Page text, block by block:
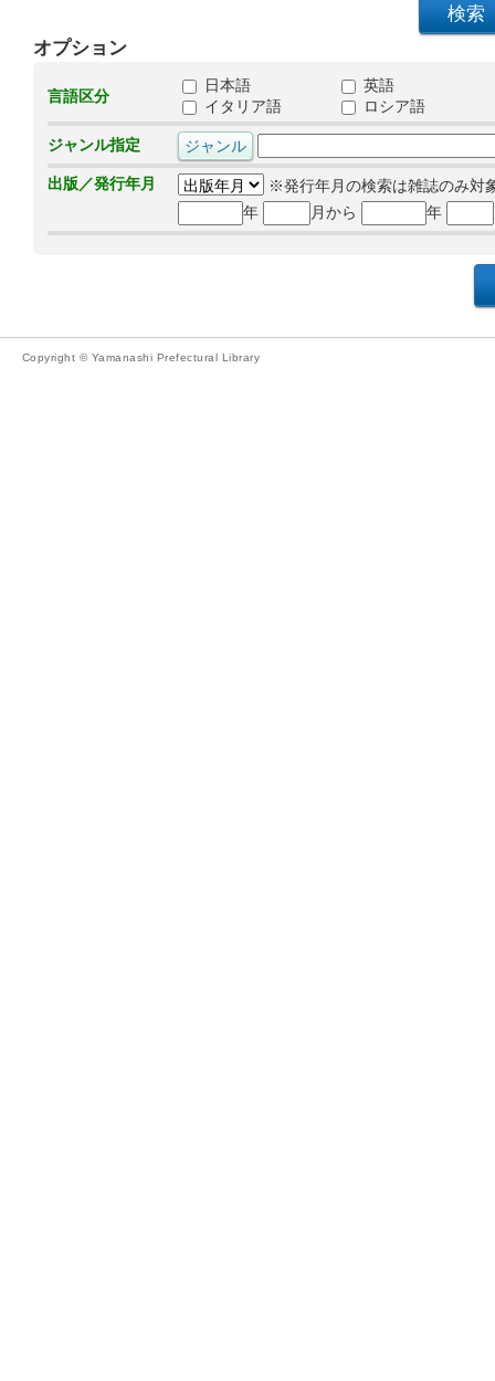
オプション
言語区分
日本語
英語
イタリア語
ロシア語
ジャンル指定
出版／発行年月
※発行年月の検索は雑誌のみ対
年
月から 年
Copyright © Yamanashi Prefectural Library